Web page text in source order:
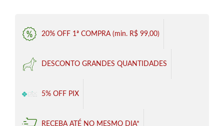
20% OFF 1ª COMPRA (min. R$ 99,00)
DESCONTO GRANDES QUANTIDADES
5% OFF PIX
RECEBA ATÉ NO MESMO DIA*